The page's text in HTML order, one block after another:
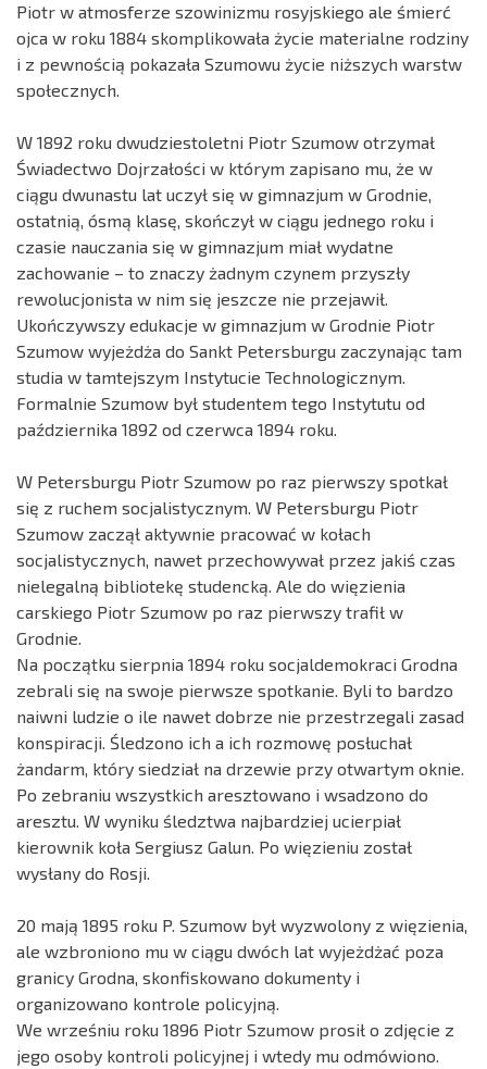
Piotr w atmosferze szowinizmu rosyjskiego ale śmierć
ojca w roku 1884 skomplikowała życie materialne rodziny
i z pewnością pokazała Szumowu życie niższych warstw
społecznych.
W 1892 roku dwudziestoletni Piotr Szumow otrzymał
Świadectwo Dojrzałości w którym zapisano mu, że w
ciągu dwunastu lat uczył się w gimnazjum w Grodnie,
ostatnią, ósmą klasę, skończył w ciągu jednego roku i
czasie nauczania się w gimnazjum miał wydatne
zachowanie – to znaczy żadnym czynem przyszły
rewolucjonista w nim się jeszcze nie przejawił.
Ukończywszy edukacje w gimnazjum w Grodnie Piotr
Szumow wyjeżdża do Sankt Petersburgu zaczynając tam
studia w tamtejszym Instytucie Technologicznym.
Formalnie Szumow był studentem tego Instytutu od
października 1892 od czerwca 1894 roku.
W Petersburgu Piotr Szumow po raz pierwszy spotkał
się z ruchem socjalistycznym. W Petersburgu Piotr
Szumow zaczął aktywnie pracować w kołach
socjalistycznych, nawet przechowywał przez jakiś czas
nielegalną bibliotekę studencką. Ale do więzienia
carskiego Piotr Szumow po raz pierwszy trafił w
Grodnie.
Na początku sierpnia 1894 roku socjaldemokraci Grodna
zebrali się na swoje pierwsze spotkanie. Byli to bardzo
naiwni ludzie o ile nawet dobrze nie przestrzegali zasad
konspiracji. Śledzono ich a ich rozmowę posłuchał
żandarm, który siedział na drzewie przy otwartym oknie.
Po zebraniu wszystkich aresztowano i wsadzono do
aresztu. W wyniku śledztwa najbardziej ucierpiał
kierownik koła Sergiusz Galun. Po więzieniu został
wysłany do Rosji.
20 mają 1895 roku P. Szumow był wyzwolony z więzienia,
ale wzbroniono mu w ciągu dwóch lat wyjeżdżać poza
granicy Grodna, skonfiskowano dokumenty i
organizowano kontrole policyjną.
We wrześniu roku 1896 Piotr Szumow prosił o zdjęcie z
jego osoby kontroli policyjnej i wtedy mu odmówiono.